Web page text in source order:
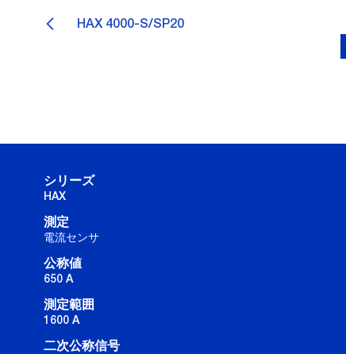
HAX 4000-S/SP20
シリーズ
HAX
測定
電流センサ
公称値
650 A
測定範囲
1600 A
二次公称信号